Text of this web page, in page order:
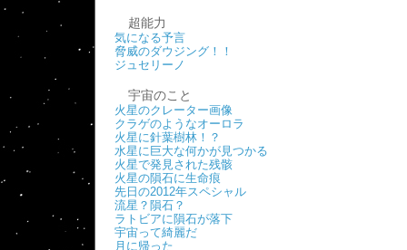
超能力
気になる予言
脅威のダウジング！！
ジュセリーノ
宇宙のこと
火星のクレーター画像
クラゲのようなオーロラ
火星に針葉樹林！？
水星に巨大な何かが見つかる
火星で発見された残骸
火星の隕石に生命痕
先日の2012年スペシャル
流星？隕石？
ラトビアに隕石が落下
宇宙って綺麗だ
月に帰った